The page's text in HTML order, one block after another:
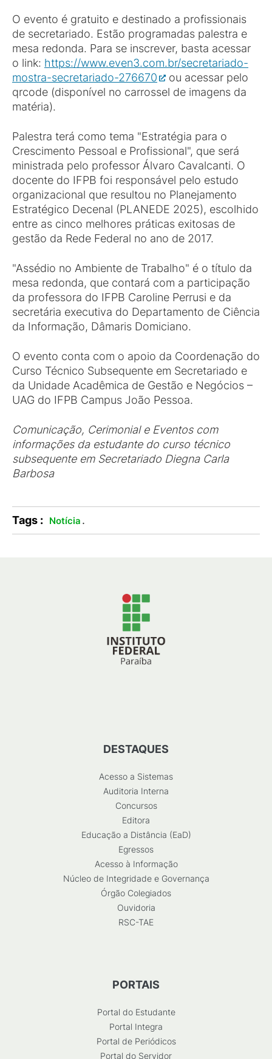
O evento é gratuito e destinado a profissionais
de secretariado. Estão programadas palestra e
mesa redonda. Para se inscrever, basta acessar
o link: https://www.even3.com.br/secretariado-
mostra-secretariado-276670
ou acessar pelo
qrcode (disponível no carrossel de imagens da
matéria).
Palestra terá como tema "Estratégia para o
Crescimento Pessoal e Profissional", que será
ministrada pelo professor Álvaro Cavalcanti. O
docente do IFPB foi responsável pelo estudo
organizacional que resultou no Planejamento
Estratégico Decenal (PLANEDE 2025), escolhido
entre as cinco melhores práticas exitosas de
gestão da Rede Federal no ano de 2017.
"Assédio no Ambiente de Trabalho" é o título da
mesa redonda, que contará com a participação
da professora do IFPB Caroline Perrusi e da
secretária executiva do Departamento de Ciência
da Informação, Dâmaris Domiciano.
O evento conta com o apoio da Coordenação do
Curso Técnico Subsequente em Secretariado e
da Unidade Acadêmica de Gestão e Negócios –
UAG do IFPB Campus João Pessoa.
Comunicação, Cerimonial e Eventos com
informações da estudante do curso técnico
subsequente em Secretariado Diegna Carla
Barbosa
Tags : Notícia .
DESTAQUES
Acesso a Sistemas
Auditoria Interna
Concursos
Editora
Educação a Distância (EaD)
Egressos
Acesso à Informação
Núcleo de Integridade e Governança
Órgão Colegiados
Ouvidoria
RSC-TAE
PORTAIS
Portal do Estudante
Portal Integra
Portal de Periódicos
Portal do Servidor